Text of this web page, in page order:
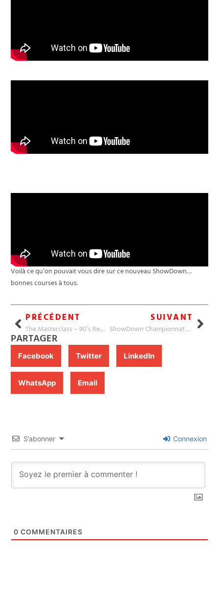
N°3 - Honda LB NSX (EC50)
N°4 - Chevrolet 2020
Voilà ce qu’on pouvait vous dire sur ce nouveau ShowDown…
bonnes courses à tous.
PRÉCÉDENT
The Masterclass – 90’s Rewing
SUIVANT
ShowDown Championnat 210
PARTAGER
Facebook Twitter LinkedIn
WhatsApp Email
S’abonner Connexion
0 COMMENTAIRES